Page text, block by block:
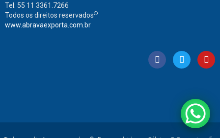
Tel: 55 11 3361.7266
Todos os direitos reservados®
www.abravaexporta.com.br